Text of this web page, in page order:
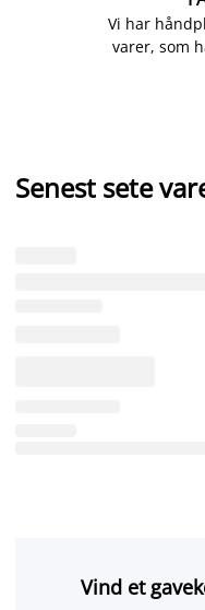
Vi har
varer, som
Senest sete
Vind et